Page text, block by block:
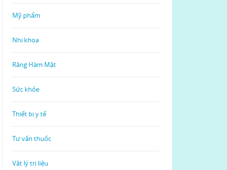
Mỹ phẩm
Nhi khoa
Răng Hàm Mặt
Sức khỏe
Thiết bị y tế
Tư vấn thuốc
Vật lý trị liệu